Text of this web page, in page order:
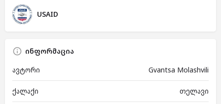
USAID
ინფორმაცია
ავტორი
Gvantsa Molashvili
ქალაქი თელავი